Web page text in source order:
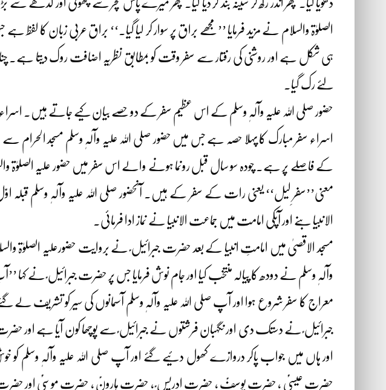
دھویا گیا۔ پھر اندر رکھ کر سینہ بند کر دیا گیا۔ پھر میرے پاس خچر سے چھوٹی اور
الصلوٰۃ والسلام نے مزید فرمایا ’’مجھے براق پر سوار کر لیا گیا۔‘‘ براق عربی زبان
ہی شکل ہے اور روشنی کی رفتار سے سفر وقت کو بمطابق نظریہ اضافت روک دیتا ہے۔
لئے رک گیا۔
حضور صلی اللہ علیہ وآلہٖ وسلم کے اس عظیم سفر کے دو حصے بیان کیے جاتے ہیں۔ اسراء
اسراء سفر مبارک کا پہلا حصہ ہے جس میں حضور صلی اللہ علیہ وآلہٖ وسلم مسجد الحرام
کے فاصلے پر ہے۔ چودہ سو سال قبل رونما ہونے والے اس سفر میں حضور علیہ الصلوٰۃ
معنی’’سفرِ لیل‘‘ یعنی رات کے سفر کے ہیں۔ آنحضور صلی اللہ علیہ وآلہٖ وسلم قبلہ
الانبیا بنے اور آپکی امامت میں جماعت الانبیا نے نماز ادا فرمائی۔
مسجد الاقصیٰ میں امامتِ انبیا کے بعد حضرت جبرائیل ؑ نے بروایت حضورعلیہ الصلوٰۃ
وآلہٖ وسلم نے دودھ کا پیالہ منتخب کیا اور جام نوش فرمایا جس پر حضرت جبرائیل ؑ نے کہا
معراج کا سفر شروع ہوا اور آپ صلی اللہ علیہ وآلہٖ وسلم آسمانوں کی سیر کو تشریف
جبرائیل ؑ نے دستک دی اور نگہبان فرشتوں نے جبرائیل ؑ سے پوچھا کون آیا ہے اور حضرت
اور ہاں میں جواب پاکر دروازے کھول دئیے گئے اور آپ صلی اللہ علیہ وآلہٖ وسلم کو
حضرت عیسیٰؑ ، حضرت یوسفؑ ، حضرت ادریس ؑ ، حضرت ہارونؑ ، حضرت موسیٰؑ اور حضرت